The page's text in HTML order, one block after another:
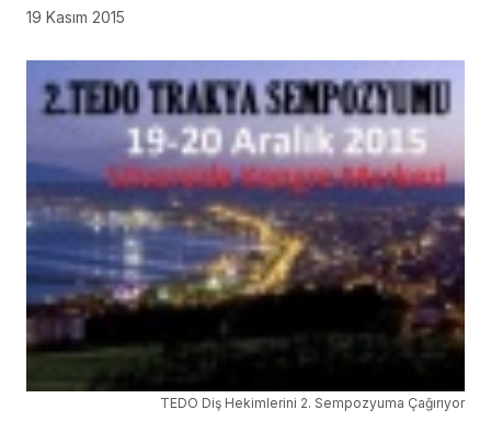
19 Kasım 2015
TEDO Diş Hekimlerini 2. Sempozyuma Çağırıyor